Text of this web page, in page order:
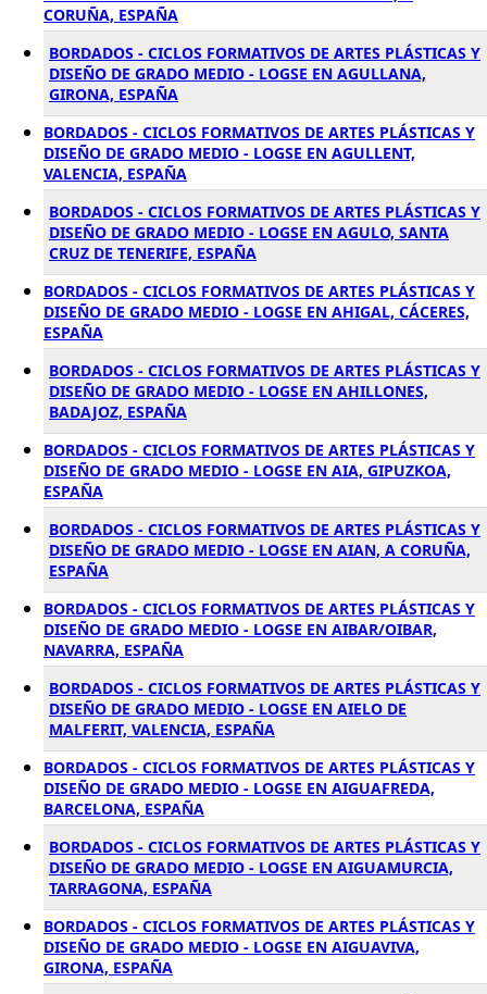
CORUÑA, ESPAÑA
BORDADOS - CICLOS FORMATIVOS DE ARTES PLÁSTICAS Y
DISEÑO DE GRADO MEDIO - LOGSE EN AGULLANA,
GIRONA, ESPAÑA
BORDADOS - CICLOS FORMATIVOS DE ARTES PLÁSTICAS Y
DISEÑO DE GRADO MEDIO - LOGSE EN AGULLENT,
VALENCIA, ESPAÑA
BORDADOS - CICLOS FORMATIVOS DE ARTES PLÁSTICAS Y
DISEÑO DE GRADO MEDIO - LOGSE EN AGULO, SANTA
CRUZ DE TENERIFE, ESPAÑA
BORDADOS - CICLOS FORMATIVOS DE ARTES PLÁSTICAS Y
DISEÑO DE GRADO MEDIO - LOGSE EN AHIGAL, CÁCERES,
ESPAÑA
BORDADOS - CICLOS FORMATIVOS DE ARTES PLÁSTICAS Y
DISEÑO DE GRADO MEDIO - LOGSE EN AHILLONES,
BADAJOZ, ESPAÑA
BORDADOS - CICLOS FORMATIVOS DE ARTES PLÁSTICAS Y
DISEÑO DE GRADO MEDIO - LOGSE EN AIA, GIPUZKOA,
ESPAÑA
BORDADOS - CICLOS FORMATIVOS DE ARTES PLÁSTICAS Y
DISEÑO DE GRADO MEDIO - LOGSE EN AIAN, A CORUÑA,
ESPAÑA
BORDADOS - CICLOS FORMATIVOS DE ARTES PLÁSTICAS Y
DISEÑO DE GRADO MEDIO - LOGSE EN AIBAR/OIBAR,
NAVARRA, ESPAÑA
BORDADOS - CICLOS FORMATIVOS DE ARTES PLÁSTICAS Y
DISEÑO DE GRADO MEDIO - LOGSE EN AIELO DE
MALFERIT, VALENCIA, ESPAÑA
BORDADOS - CICLOS FORMATIVOS DE ARTES PLÁSTICAS Y
DISEÑO DE GRADO MEDIO - LOGSE EN AIGUAFREDA,
BARCELONA, ESPAÑA
BORDADOS - CICLOS FORMATIVOS DE ARTES PLÁSTICAS Y
DISEÑO DE GRADO MEDIO - LOGSE EN AIGUAMURCIA,
TARRAGONA, ESPAÑA
BORDADOS - CICLOS FORMATIVOS DE ARTES PLÁSTICAS Y
DISEÑO DE GRADO MEDIO - LOGSE EN AIGUAVIVA,
GIRONA, ESPAÑA